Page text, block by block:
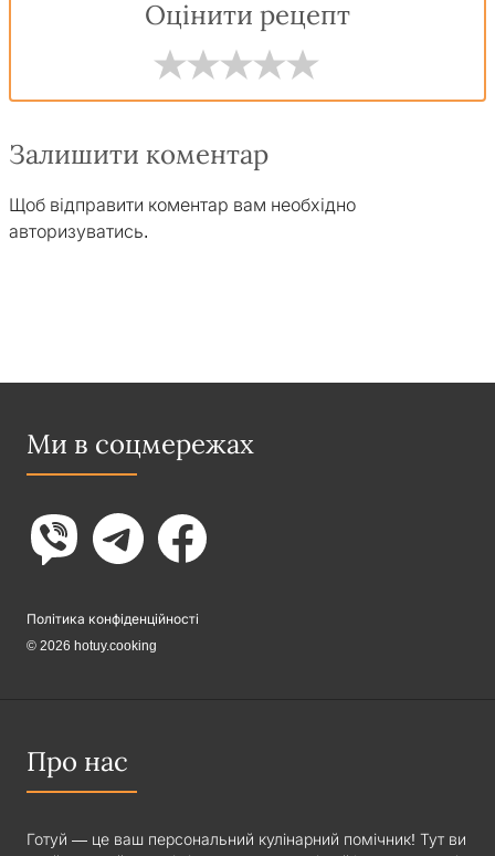
Оцінити рецепт
Залишити коментар
Щоб відправити коментар вам необхідно
авторизуватись.
Ми в соцмережах
Політика конфіденційності
© 2026 hotuy.cooking
Про нас
Готуй — це ваш персональний кулінарний помічник! Тут ви